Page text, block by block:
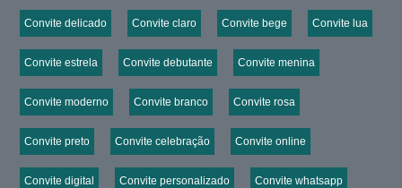
Convite delicado Convite claro Convite bege Convite lua
Convite estrela Convite debutante Convite menina
Convite moderno Convite branco Convite rosa
Convite preto Convite celebração Convite online
Convite digital Convite personalizado Convite whatsapp